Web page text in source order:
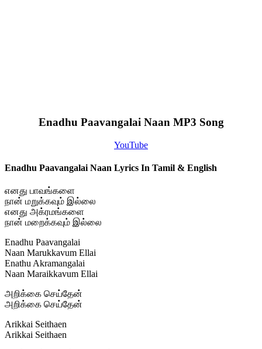
Enadhu Paavangalai Naan MP3 Song
YouTube
Enadhu Paavangalai Naan Lyrics In Tamil & English
எனது பாவங்களை
நான் மறுக்கவும் இல்லை
எனது அக்ரமங்களை
நான் மறைக்கவும் இல்லை
Enadhu Paavangalai
Naan Marukkavum Ellai
Enathu Akramangalai
Naan Maraikkavum Ellai
அறிக்கை செய்தேன்
அறிக்கை செய்தேன்
Arikkai Seithaen
Arikkai Seithaen